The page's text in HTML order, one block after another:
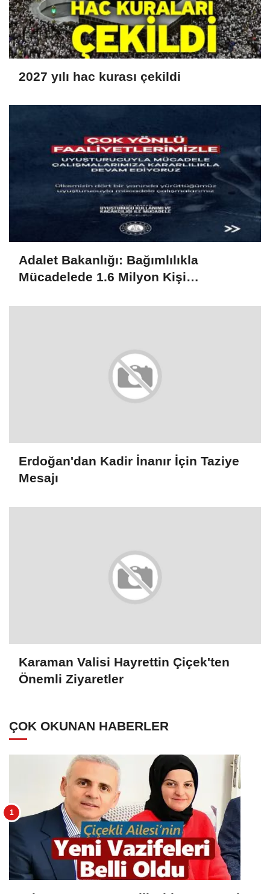
2027 yılı hac kurası çekildi
Adalet Bakanlığı: Bağımlılıkla
Mücadelede 1.6 Milyon Kişi
Erdoğan'dan Kadir İnanır İçin Taziye
Mesajı
Karaman Valisi Hayrettin Çiçek'ten
Önemli Ziyaretler
ÇOK OKUNAN HABERLER